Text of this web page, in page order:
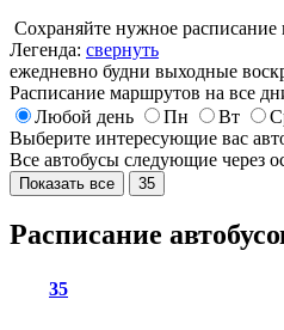
Сохраняйте нужное расписание
Легенда: свернуть
ежедневно будни выходные
Расписание маршрутов на все
Любой день
Пн Вт
Выберите интересующие вас
Все автобусы следующие через
Показать все
35
Расписание
35